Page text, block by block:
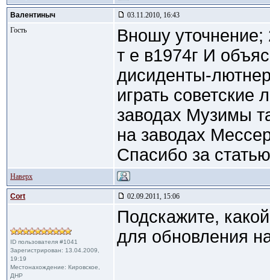
Валентиныч
03.11.2010, 16:43
Гость
Вношу
т е в1974г И
дисиденты-
играть советские
заводах Музимы
на заводах
Спасибо за
Наверх
Cort 02.09.2011, 15:06
ID пользователя #1041
Зарегистрирован: 13.04.2009,
19:19
Местонахождение: Кировское,
ДНР
Подскажите,
для обновления